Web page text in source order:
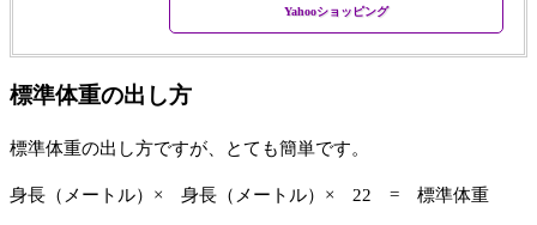
Yahooショッピング
標準体重の出し方
標準体重の出し方ですが、とても簡単です。
身長（メートル）× 身長（メートル）× 22 = 標準体重